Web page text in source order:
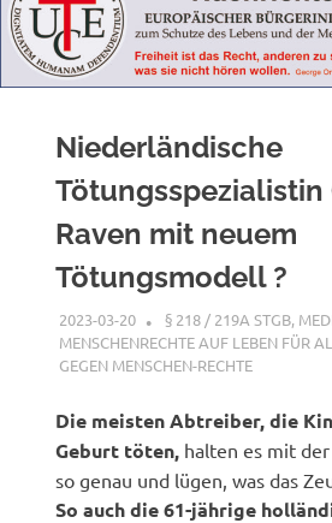
für
Ungeborene
Niederländische
Tötungsspezialistin
Raven mit neuem
Tötungsmodell ?
2023-03-20 XX
§ 218 / 219A STGB,
MENSCHENRECHTE AUF LEBEN FÜR
GEGEN MENSCHEN-RECHTE
Die meisten Abtreiber, die
Geburt töten, halten es mit
so genau und lügen, was das
So auch die 61-jährige